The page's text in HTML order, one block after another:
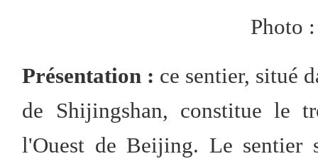
Photo
Présentation : ce sentier, situé
de Shijingshan, constitue le
l'Ouest de Beijing. Le sentier